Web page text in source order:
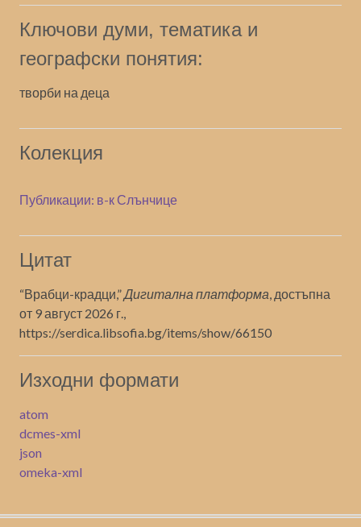
Ключови думи, тематика и
географски понятия:
творби на деца
Колекция
Публикации: в-к Слънчице
Цитат
“Врабци-крадци,”Дигитална платформа, достъпна
от 9 август 2026 г.,
https://serdica.libsofia.bg/items/show/66150
Изходни формати
atom
dcmes-xml
json
omeka-xml